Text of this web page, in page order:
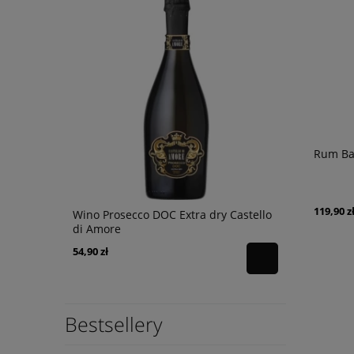
Wino Prosecco DOC Extra dry Castello
di Amore
54,90 zł
Wino
Bestsellery
Rum
119,90 zł